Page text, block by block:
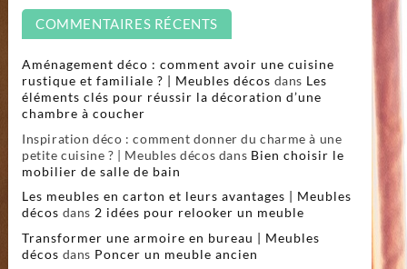
COMMENTAIRES RÉCENTS
Aménagement déco : comment avoir une cuisine
rustique et familiale ? | Meubles décos dans Les
éléments clés pour réussir la décoration d’une
chambre à coucher
Inspiration déco : comment donner du charme à une
petite cuisine ? | Meubles décos dans Bien choisir le
mobilier de salle de bain
Les meubles en carton et leurs avantages | Meubles
décos dans 2 idées pour relooker un meuble
Transformer une armoire en bureau | Meubles
décos dans Poncer un meuble ancien